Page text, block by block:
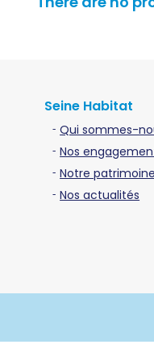
Seine Habitat
Qui sommes-
Nos
Notre patrimoine
Nos actualités